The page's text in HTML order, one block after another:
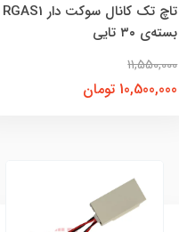
تاچ تک کانال سوکت دار RGAS1
بسته‌ی ۳۰ تایی
11,550,000
10,500,000 تومان